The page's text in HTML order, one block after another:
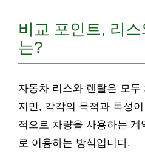
비교 포인트, 리스
는?
자동차 리스와 렌탈은 모두
지만, 각각의 목적과 특성
적으로 차량을 사용하는 계
로 이용하는 방식입니다.